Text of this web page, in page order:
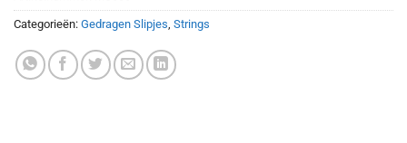
Categorieën: Gedragen Slipjes Strings